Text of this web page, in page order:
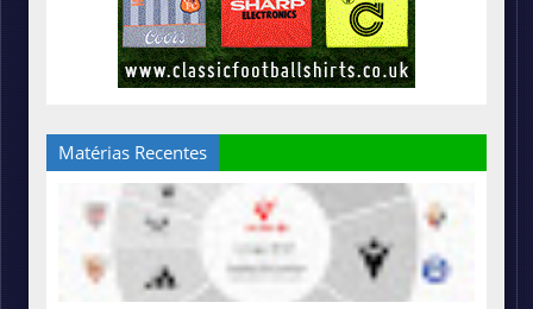
Matérias Recentes